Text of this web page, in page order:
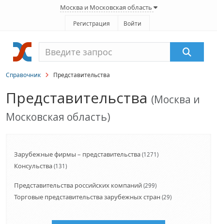
Москва и Московская область
Регистрация Войти
Справочник Представительства
Представительства (Москва и
Московская область)
Зарубежные фирмы – представительства (1271)
Консульства (131)
Представительства российских компаний (299)
Торговые представительства зарубежных стран (29)